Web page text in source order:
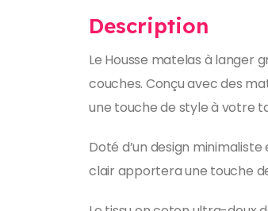
Description
Le Housse matelas à langer
couches. Conçu avec des
une touche de style à votre
Doté d’un design
clair apportera une touche